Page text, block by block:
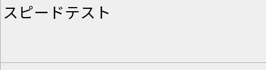
スピードテスト